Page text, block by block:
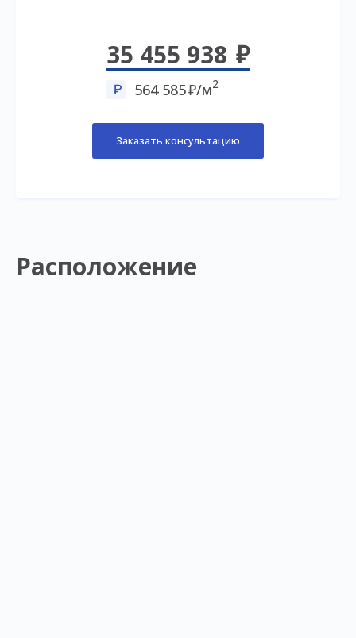
35 455 938
564 585 /м2
Заказать консультацию
Расположение